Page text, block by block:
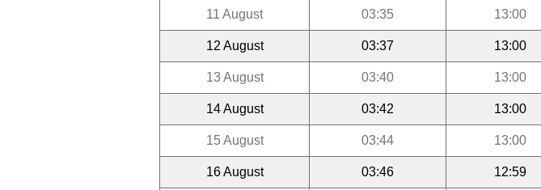
11 August 03:35 13:00
12 August 03:37 13:00
13 August 03:40 13:00
14 August 03:42 13:00
15 August 03:44 13:00
16 August 03:46 12:59